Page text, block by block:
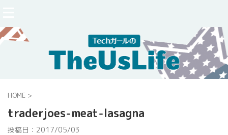
HOME >
traderjoes-meat-lasagna
投稿日： 2017/05/03